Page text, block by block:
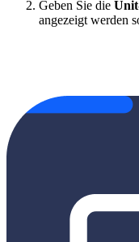
Geben Sie die
angezeigt werden